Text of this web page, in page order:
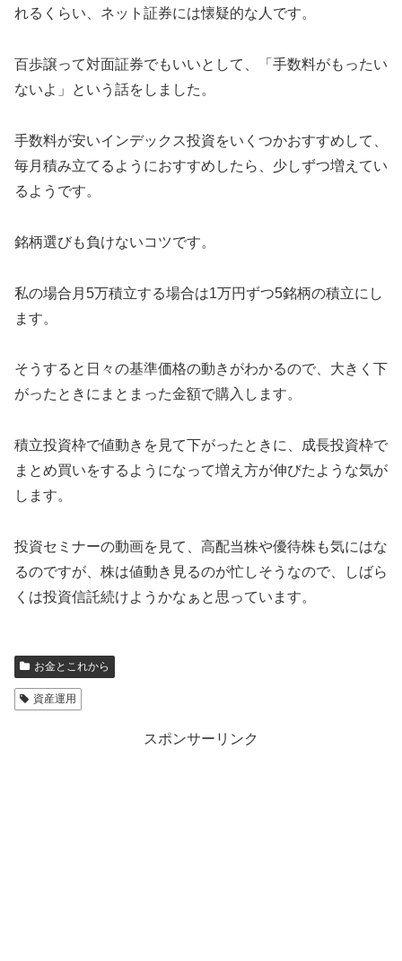
れるくらい、ネット証券には懐疑的な人です。
百歩譲って対面証券でもいいとして、「手数料がもったい
ないよ」という話をしました。
手数料が安いインデックス投資をいくつかおすすめして、
毎月積み立てるようにおすすめしたら、少しずつ増えてい
るようです。
銘柄選びも負けないコツです。
私の場合月5万積立する場合は1万円ずつ5銘柄の積立にし
ます。
そうすると日々の基準価格の動きがわかるので、大きく下
がったときにまとまった金額で購入します。
積立投資枠で値動きを見て下がったときに、成長投資枠で
まとめ買いをするようになって増え方が伸びたような気が
します。
投資セミナーの動画を見て、高配当株や優待株も気にはな
るのですが、株は値動き見るのが忙しそうなので、しばら
くは投資信託続けようかなぁと思っています。
お金とこれから
資産運用
スポンサーリンク